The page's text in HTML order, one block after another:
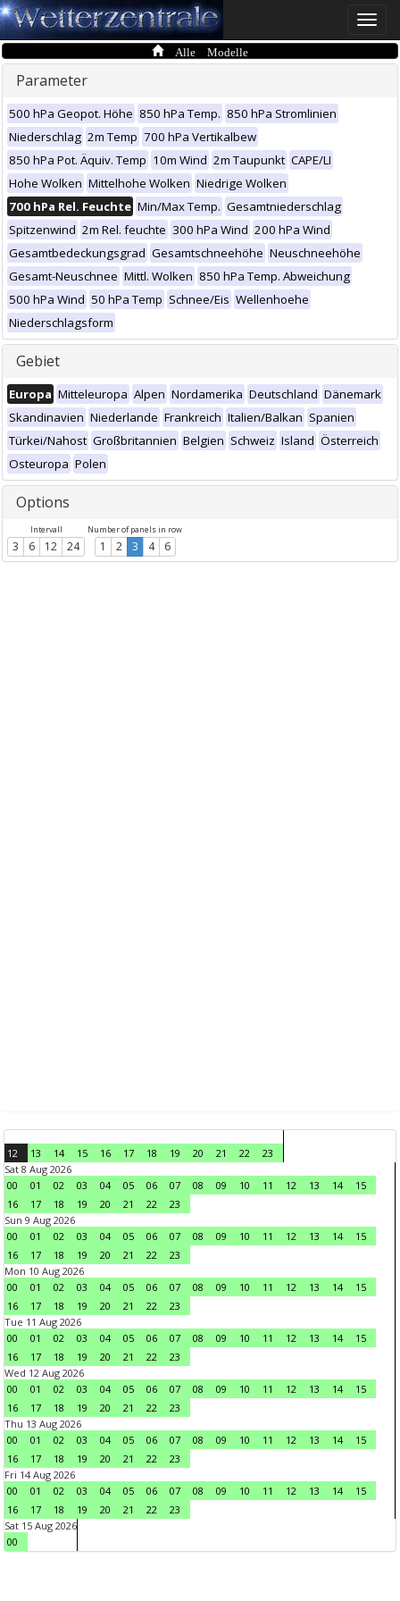
Toggle
Alle Modelle
Parameter
500 hPa Geopot. Höhe 850 hPa Temp. 850 hPa Stromlinien
Niederschlag 2m Temp 700 hPa Vertikalbew
850 hPa Pot. Äquiv. Temp 10m Wind 2m Taupunkt CAPE/LI
Hohe Wolken Mittelhohe Wolken Niedrige Wolken
700 hPa Rel. Feuchte Min/Max Temp. Gesamtniederschlag
Spitzenwind 2m Rel. feuchte 300 hPa Wind 200 hPa Wind
Gesamtbedeckungsgrad Gesamtschneehöhe Neuschneehöhe
Gesamt-Neuschnee Mittl. Wolken 850 hPa Temp. Abweichung
500 hPa Wind 50 hPa Temp Schnee/Eis Wellenhoehe
Niederschlagsform
Gebiet
Europa Mitteleuropa Alpen Nordamerika Deutschland Dänemark
Skandinavien Niederlande Frankreich Italien/Balkan Spanien
Türkei/Nahost Großbritannien Belgien Schweiz Island Österreich
Osteuropa Polen
Options
Intervall
3 6 12 24
Number of panels in row
1 2 3 4 6
12 13 14 15 16 17 18 19 20 21 22
23
Sat 8 Aug 2026
00
01 02 03 04 05 06 07 08 09 10 11 12 13 14
15
16
17 18 19 20 21 22
23
Sun 9 Aug 2026
00
01 02 03 04 05 06 07 08 09 10 11 12 13 14
15
16
17 18 19 20 21 22
23
Mon 10 Aug 2026
00
01 02 03 04 05 06 07 08 09 10 11 12 13 14
15
16
17 18 19 20 21 22
23
Tue 11 Aug 2026
00
01 02 03 04 05 06 07 08 09 10 11 12 13 14
15
16
17 18 19 20 21 22
23
Wed 12 Aug 2026
00
01 02 03 04 05 06 07 08 09 10 11 12 13 14
15
16
17 18 19 20 21 22
23
Thu 13 Aug 2026
00
01 02 03 04 05 06 07 08 09 10 11 12 13 14
15
16
17 18 19 20 21 22
23
Fri 14 Aug 2026
00
01 02 03 04 05 06 07 08 09 10 11 12 13 14
15
16
17 18 19 20 21 22
23
Sat 15 Aug 2026
00